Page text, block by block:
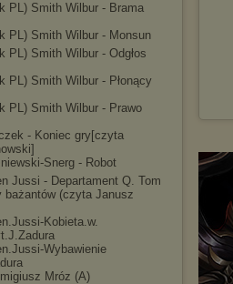
PL) Smith Wilbur - Brama
PL) Smith Wilbur - Monsun
PL) Smith Wilbur - Odgłos
PL) Smith Wilbur - Płonący
PL) Smith Wilbur - Prawo
- Koniec gry[czyta
]
Snerg - Robot
Jussi - Departament Q. Tom
bażantów (czyta Janusz
ssi-Kobieta.w.
Zadura
ssi-Wybawienie
Mróz (A)